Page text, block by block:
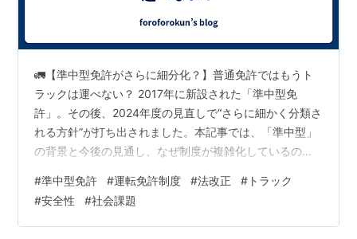
🚛【準中型免許がさらに細分化？】普通免許ではもうト
ラックは運べない？ 2017年に新設された「準中型免
許」。その後、2024年度の見直しで“さらに細かく分類さ
れる方針”が打ち出されました。本記事では、「準中型」
の背景と今後の見通し、なぜ制度が複雑化しているの
そも何？ 準中型免許は2017年3月12日から施行された新
しい区分で、18歳から取得可能です。 対象車両：車両総
重量 3.5t超〜7.5t以下 最大積載量：2t超〜4.5t以下 乗車
#準中型免許 #運転免許制度 #法改正 # トラック
#安全性 #社会課題